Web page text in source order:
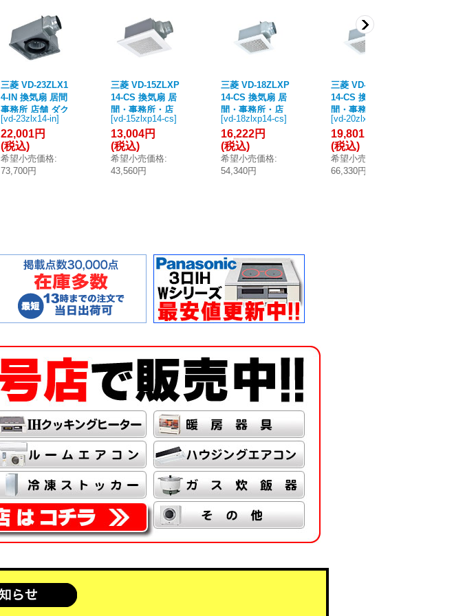
三菱 VD-23ZLX1
4-IN 換気扇 居間
事務所 店舗 ダク
ト用換気扇 天井
埋込形 24時間換
気機能付 グリル
別売タイプ 低騒
音形 (VD-23ZLX
[vd-23zlx14-in]
22,001円
(税込)
希望小売価格:
73,700円
三菱 VD-15ZLXP
14-CS 換気扇 居
間・事務所・店
舗 ダクト用換気
扇 天井埋込形 24
時間換気 低騒音
形 インテリア格
子 大風量 クール
[vd-15zlxp14-cs]
13,004円
(税込)
希望小売価格:
43,560円
三菱 VD-18ZLXP
14-CS 換気扇 居
間・事務所・店
舗 ダクト用換気
扇 天井埋込形 24
時間換気 低騒音
形 インテリア格
子 大風量 クール
[vd-18zlxp14-cs]
16,222円
(税込)
希望小売価格:
54,340円
三菱 VD-20ZLXP
14-CS 換気扇 居
間・事務所・店
舗 ダクト用換気
扇 天井埋込形 24
時間換気 低騒音
形 インテリア格
子 大風量 クール
[vd-20zlxp14-cs
19,801円
(税込)
希望小売価格
66,330円